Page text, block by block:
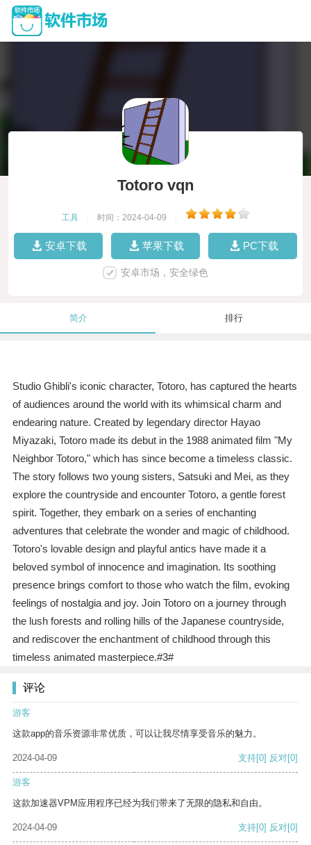
Totoro vqn
工具 时间：2024-04-09
安卓下载 苹果下载 PC下载
安卓市场，安全绿色
简介 排行
Studio Ghibli's iconic character, Totoro, has captured the hearts
of audiences around the world with its whimsical charm and
endearing nature. Created by legendary director Hayao
Miyazaki, Totoro made its debut in the 1988 animated film "My
Neighbor Totoro," which has since become a timeless classic.
The story follows two young sisters, Satsuki and Mei, as they
explore the countryside and encounter Totoro, a gentle forest
spirit. Together, they embark on a series of enchanting
adventures that celebrate the wonder and magic of childhood.
Totoro's lovable design and playful antics have made it a
beloved symbol of innocence and imagination. Its soothing
presence brings comfort to those who watch the film, evoking
feelings of nostalgia and joy. Join Totoro on a journey through
the lush forests and rolling hills of the Japanese countryside,
and rediscover the enchantment of childhood through this
timeless animated masterpiece.#3#
评论
游客
这款app的音乐资源非常优质，可以让我尽情享受音乐的魅力。
2024-04-09 支持[0] 反对[0]
游客
这款加速器VPM应用程序已经为我们带来了无限的隐私和自由。
2024-04-09 支持[0] 反对[0]